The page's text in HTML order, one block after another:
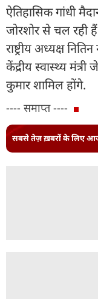
ऐतिहासिक गांधी
जोरशोर से चल रही
राष्ट्रीय अध्यक्ष
केंद्रीय स्वास्थ्य मंत्री
कुमार शामिल होंगे.
---- समाप्त ----
सबसे तेज़ ख़बरों के लिए